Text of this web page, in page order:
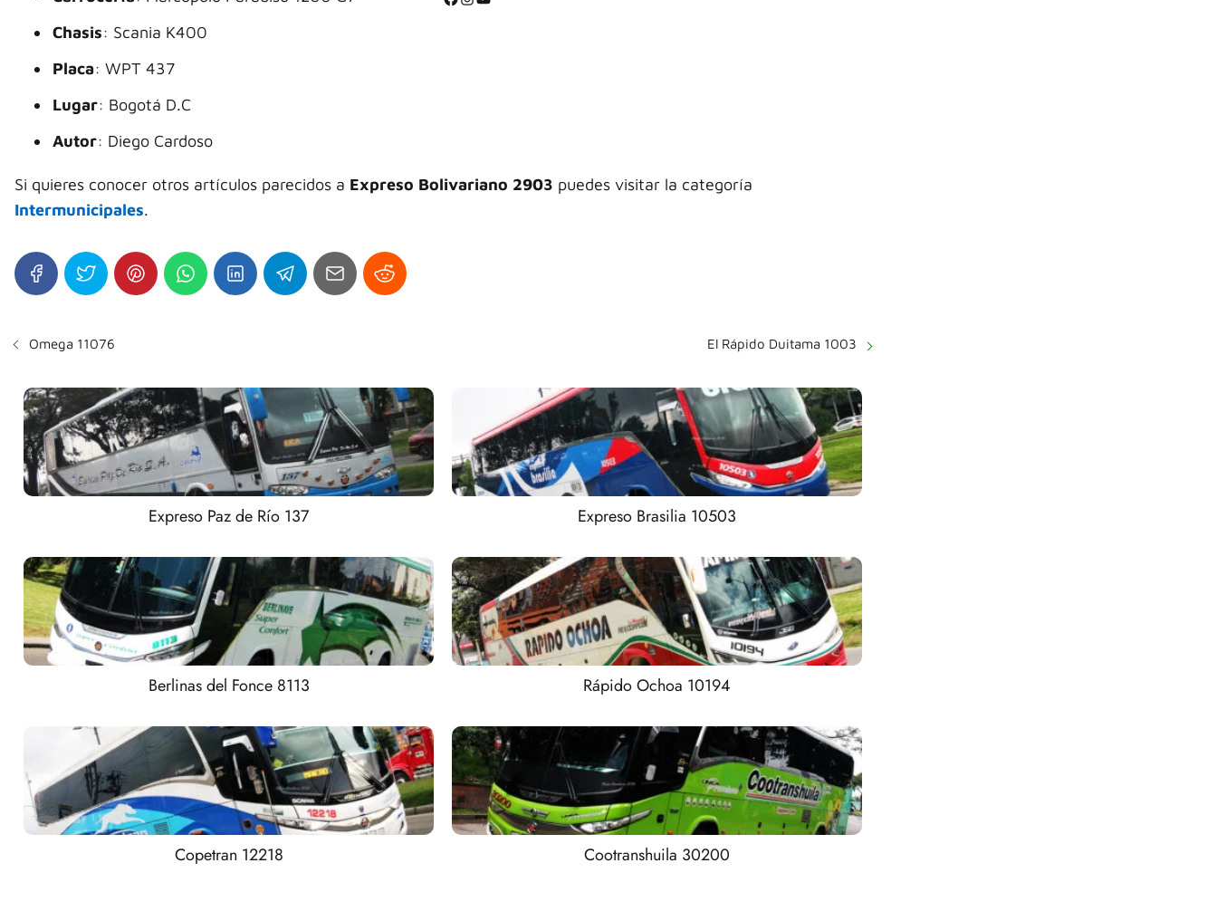
Chasis: Scania K400
Placa: WPT 437
Lugar: Bogotá D.C
Autor: Diego Cardoso
⭐
Si quieres conocer otros artículos parecidos a Expreso Bolivariano 2903 puedes visitar la categoría
Intermunicipales.
Omega 11076 El Rápido Duitama 1003
Expreso Paz de Río 137 Expreso Brasilia 10503
Berlinas del Fonce 8113 Rápido Ochoa 10194
Copetran 12218 Cootranshuila 30200